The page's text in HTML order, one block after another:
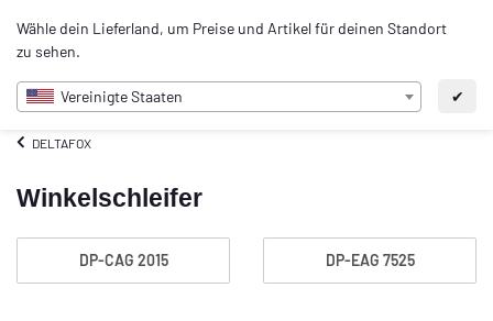
Wähle dein Lieferland, um Preise und Artikel für deinen Standort
zu sehen.
Vereinigte Staaten ✔
DE
DELTAFOX
Winkelschleifer
DP-CAG 2015 DP-EAG 7525